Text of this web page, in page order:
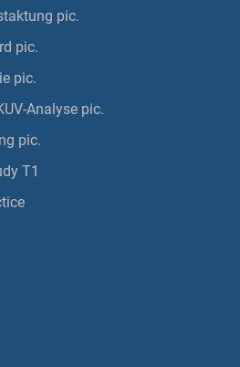
pic.
pic.
pic.
Analyse pic.
pic.
T1